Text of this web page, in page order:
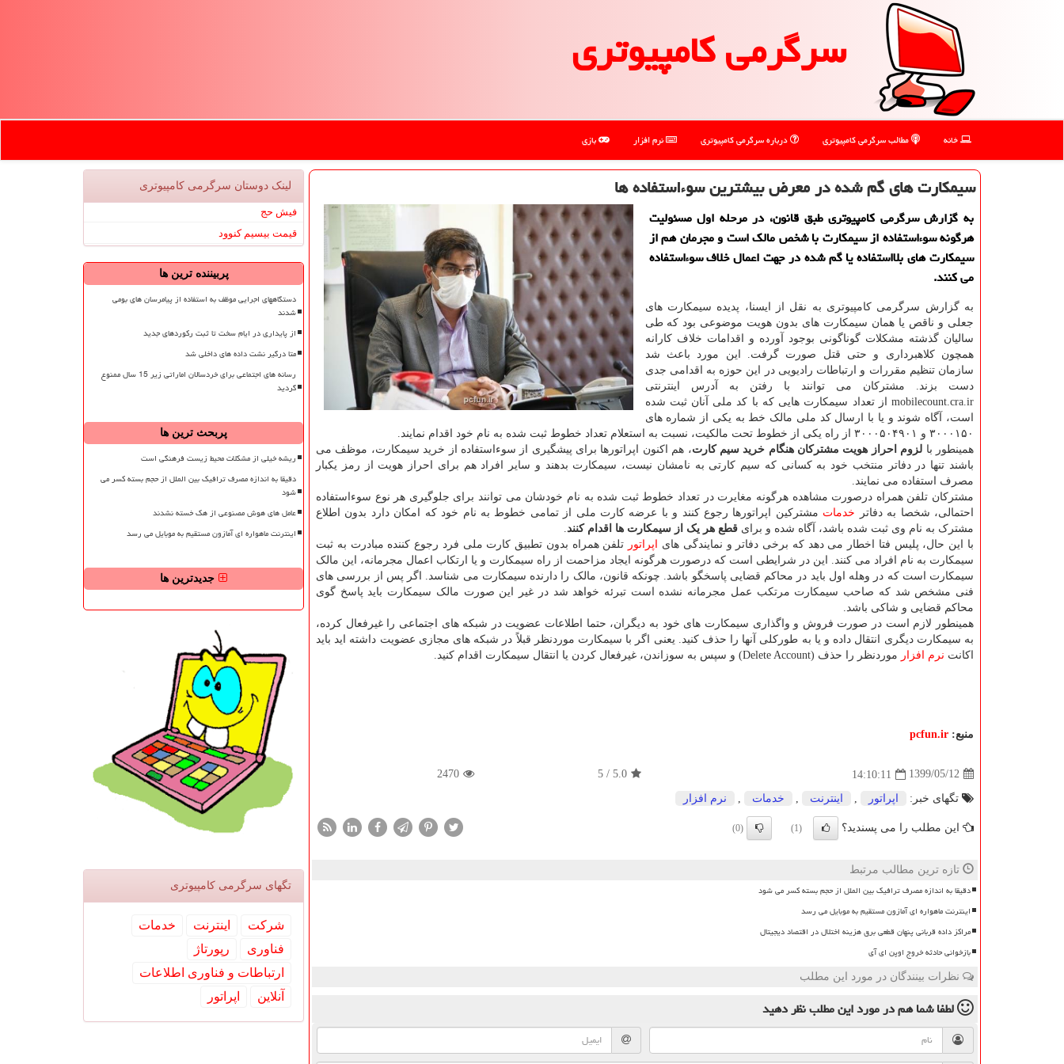
سرگرمی كامپیوتری
خانه مطالب سرگرمی كامپیوتری درباره سرگرمی كامپیوتری نرم افزار بازی
سیمكارت های گم شده در معرض بیشترین سوءاستفاده ها
به گزارش سرگرمی كامپیوتری طبق قانون، در مرحله اول مسئولیت
هرگونه سوءاستفاده از سیمكارت با شخص مالك است و مجرمان هم از
سیمكارت های بلااستفاده یا گم شده در جهت اعمال خلاف سوءاستفاده
می كنند.
به گزارش سرگرمی کامپیوتری به نقل از ایسنا، پدیده سیمکارت های
جعلی و ناقص یا همان سیمکارت های بدون هویت موضوعی بود که طی
سالیان گذشته مشکلات گوناگونی بوجود آورده و اقدامات خلاف کارانه
همچون کلاهبرداری و حتی قتل صورت گرفت. این مورد باعث شد
سازمان تنظیم مقررات و ارتباطات رادیویی در این حوزه به اقدامی جدی
دست بزند. مشترکان می توانند با رفتن به آدرس اینترنتی
mobilecount.cra.ir از تعداد سیمکارت هایی که با کد ملی آنان ثبت شده
است، آگاه شوند و یا با ارسال کد ملی مالک خط به یکی از شماره های
۳۰۰۰۱۵۰ و ۳۰۰۰۵۰۴۹۰۱ از راه یکی از خطوط تحت مالکیت، نسبت به استعلام تعداد خطوط ثبت شده به نام خود اقدام نمایند.
همینطور با لزوم احراز هویت مشترکان هنگام خرید سیم کارت، هم اکنون اپراتورها برای پیشگیری از سوءاستفاده از خرید سیمکارت، موظف می
باشند تنها در دفاتر منتخب خود به کسانی که سیم کارتی به نامشان نیست، سیمکارت بدهند و سایر افراد هم برای احراز هویت از رمز یکبار
مصرف استفاده می نمایند.
مشترکان تلفن همراه درصورت مشاهده هرگونه مغایرت در تعداد خطوط ثبت شده به نام خودشان می توانند برای جلوگیری هر نوع سوءاستفاده
احتمالی، شخصا به دفاتر خدمات مشترکین اپراتورها رجوع کنند و با عرضه کارت ملی از تمامی خطوط به نام خود که امکان دارد بدون اطلاع
مشترک به نام وی ثبت شده باشد، آگاه شده و برای قطع هر یک از سیمکارت ها اقدام کنند.
با این حال، پلیس فتا اخطار می دهد که برخی دفاتر و نمایندگی های
اپراتور تلفن همراه بدون تطبیق کارت ملی فرد رجوع کننده مبادرت به ثبت
سیمکارت به نام افراد می کنند. این در شرایطی است که درصورت هرگونه ایجاد مزاحمت از راه سیمکارت و یا ارتکاب اعمال مجرمانه، این مالک
سیمکارت است که در وهله اول باید در محاکم قضایی پاسخگو باشد. چونکه قانون، مالک را دارنده سیمکارت می شناسد. اگر پس از بررسی های
فنی مشخص شد که صاحب سیمکارت مرتکب عمل مجرمانه نشده است تبرئه خواهد شد در غیر این صورت مالک سیمکارت باید پاسخ گوی
محاکم قضایی و شاکی باشد.
همینطور لازم است در صورت فروش و واگذاری سیمکارت های خود به دیگران، حتما اطلاعات عضویت در شبکه های اجتماعی را غیرفعال کرده،
به سیمکارت دیگری انتقال داده و یا به طورکلی آنها را حذف کنید. یعنی اگر با سیمکارت موردنظر قبلاً در شبکه های مجازی عضویت داشته اید باید
اکانت نرم افزار موردنظر را حذف (Delete Account) و سپس به سوزاندن، غیرفعال کردن یا انتقال سیمکارت اقدام کنید.
منبع: pcfun.ir
1399/05/12
14:10:11
5.0
/
5
2470
تگهای خبر: اپراتور اینترنت خدمات نرم افزار
این مطلب را می پسندید؟ (1)
(0)
تازه ترین مطالب مرتبط
دقیقا به اندازه مصرف ترافیک بین الملل از حجم بسته کسر می شود
اینترنت ماهواره ای آمازون مستقیم به موبایل می رسد
مراکز داده قربانی پنهان قطعی برق هزینه اختلال در اقتصاد دیجیتال
بازخوانی حادثه خروج اوپن ای آی
نظرات بینندگان در مورد این مطلب
لطفا شما همدر مورد این مطلبنظر دهید
لینک دوستان سرگرمی كامپیوتری
فیش حج
قیمت بیسیم کنوود
پربیننده ترین ها
دستگاههای اجرایی موظف به استفاده از پیامرسان های بومی
شدند
از پایداری در ایام سخت تا ثبت رکوردهای جدید
متا درگیر نشت داده های داخلی شد
رسانه های اجتماعی برای خردسالان اماراتی زیر 15 سال ممنوع
گردید
پربحث ترین ها
ریشه خیلی از مشکلات محیط زیست فرهنگی است
دقیقا به اندازه مصرف ترافیک بین الملل از حجم بسته کسر می
شود
عامل های هوش مصنوعی از هک خسته نشدند
اینترنت ماهواره ای آمازون مستقیم به موبایل می رسد
جدیدترین ها
تگهای سرگرمی كامپیوتری
شركت اینترنت
خدمات
فناوری
رپورتاژ
ارتباطات و فناوری اطلاعات
آنلاین
اپراتور